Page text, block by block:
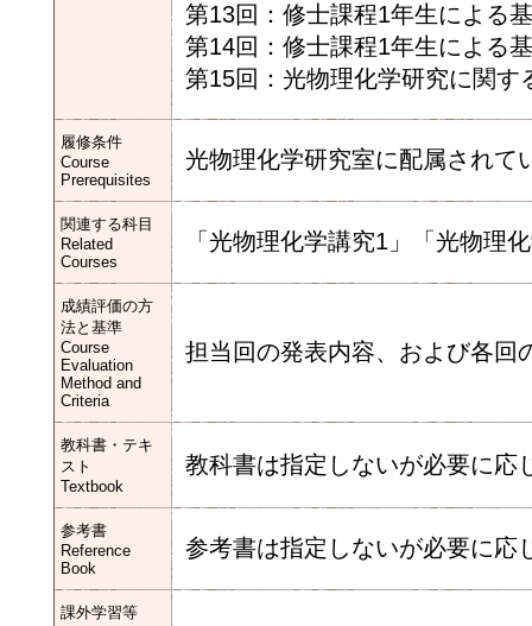
第13回：修士課程1年生による
第14回：修士課程1年生による
第15回：光物理化学研究に関
履修条件
Course
Prerequisites
光物理化学研究室に配属されて
関連する科目
Related
Courses
「光物理化学講究1」「光物理
成績評価の方
法と基準
Course
Evaluation
Method and
Criteria
担当回の発表内容、および各回
教科書・テキ
スト
Textbook
教科書は指定しないが必要に応
参考書
Reference
Book
参考書は指定しないが必要に応
課外学習等